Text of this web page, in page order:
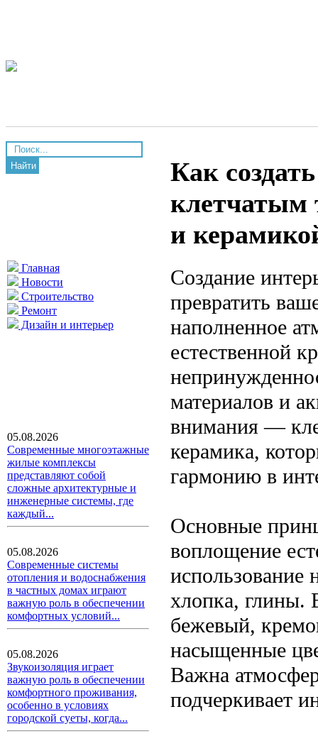
Найти
Главная
Новости
Строительство
Ремонт
Дизайн и интерьер
05.08.2026
Современные многоэтажные
жилые комплексы
представляют собой
сложные архитектурные и
инженерные системы, где
каждый...
05.08.2026
Современные системы
отопления и водоснабжения
в частных домах играют
важную роль в обеспечении
комфортных условий...
05.08.2026
Звукоизоляция играет
важную роль в обеспечении
комфортного проживания,
особенно в условиях
городской суеты, когда...
Как
клетчатым
и
Создание
превратить
наполненное
естественной
материалов и
внимания —
керамика,
гармонию в
Основные
воплощение
использование
хлопка, глины.
бежевый,
насыщенные
Важна
подчеркивает